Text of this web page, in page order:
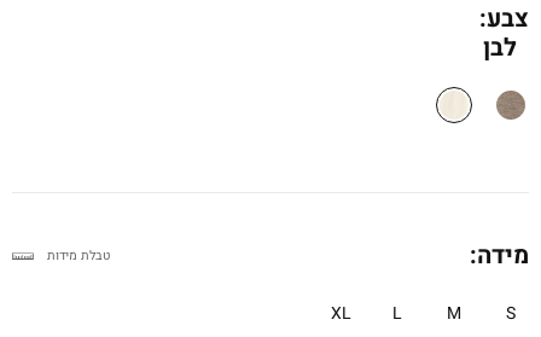
צבע:
לבן
מידה:
S
M
L
XL
טבלת מידות